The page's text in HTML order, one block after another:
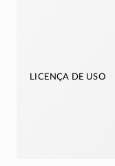
licença de uso